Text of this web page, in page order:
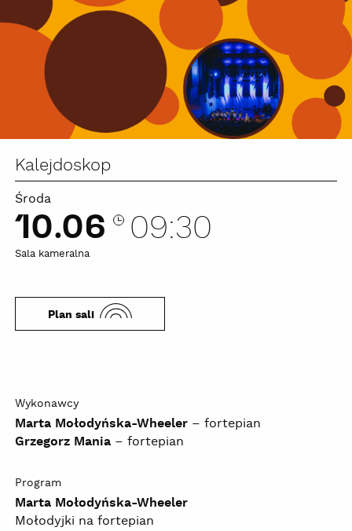
Kalejdoskop
Środa
10.06 09:30
Sala kameralna
Plan sali
Wykonawcy
Marta Mołodyńska-Wheeler – fortepian
Grzegorz Mania – fortepian
Program
Marta Mołodyńska-Wheeler
Mołodyjki na fortepian